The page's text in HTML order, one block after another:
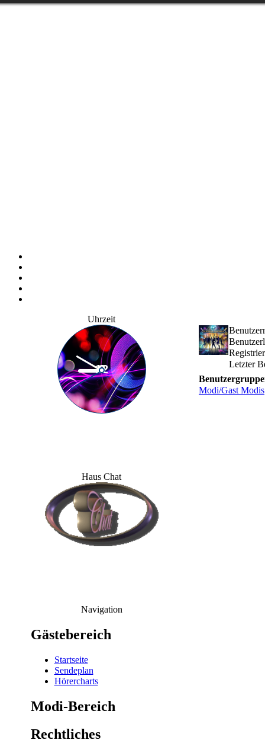
Uhrzeit
Haus Chat
Navigation
Gästebereich
Startseite
Sendeplan
Hörercharts
Modi-Bereich
Rechtliches
Letzter
Modi/Gast Modis